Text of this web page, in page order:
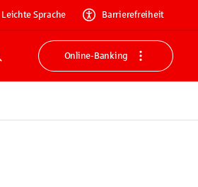
Leichte Sprache Barrierefreiheit
Suche
Online-Banking